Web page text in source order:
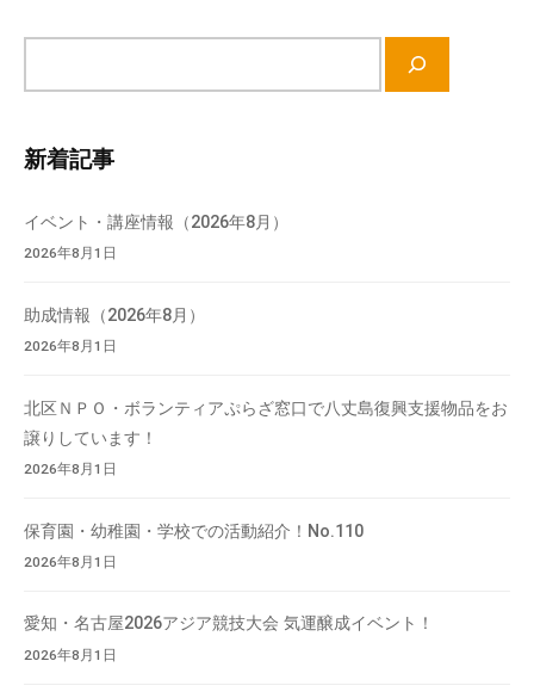
検
新着記事
イベント・講座情報（2026年8月）
2026年8月1日
助成情報（2026年8月）
2026年8月1日
北区ＮＰＯ・ボランティアぷらざ窓口で八丈島復興支援物品をお
譲りしています！
2026年8月1日
保育園・幼稚園・学校での活動紹介！No.110
2026年8月1日
愛知・名古屋2026アジア競技大会 気運醸成イベント！
2026年8月1日